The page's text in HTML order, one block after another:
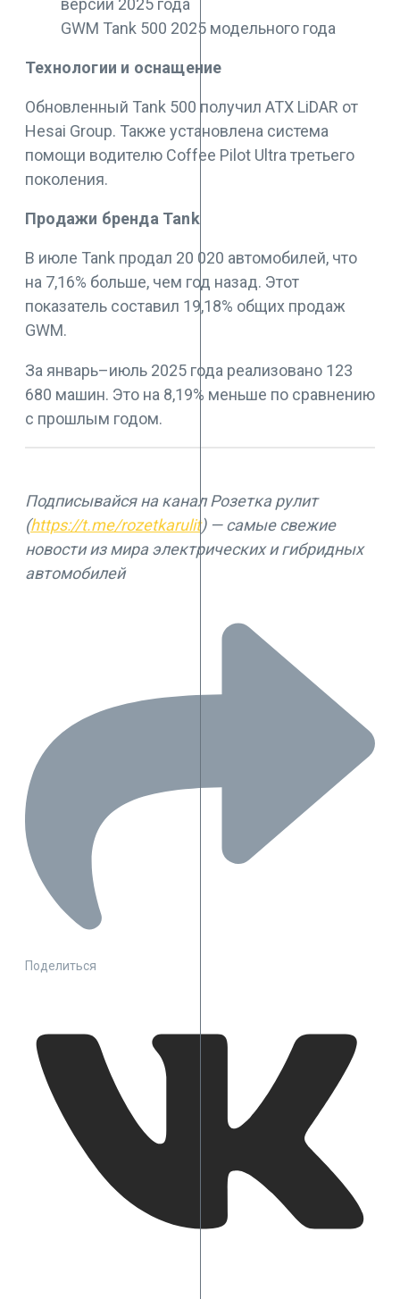
GWM Tank 500 2025 модельного года
Технологии и оснащение
Обновленный Tank 500 получил ATX LiDAR от
Hesai Group. Также установлена система
помощи водителю Coffee Pilot Ultra третьего
поколения.
Продажи бренда Tank
В июле Tank продал 20 020 автомобилей, что
на 7,16% больше, чем год назад. Этот
показатель составил 19,18% общих продаж
GWM.
За январь–июль 2025 года реализовано 123
680 машин. Это на 8,19% меньше по сравнению
с прошлым годом.
Подписывайся на канал Розетка рулит
(https://t.me/rozetkarulit) — самые свежие
новости из мира электрических и гибридных
автомобилей
Поделиться